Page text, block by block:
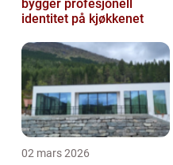
bygger profesjonell
identitet på kjøkkenet
02 mars 2026